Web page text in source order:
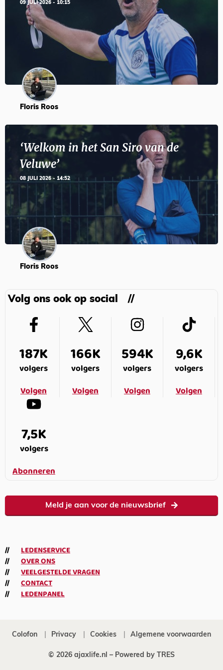
09 JULI 2026 - 10:15
Floris Roos
‘Welkom in het San Siro van de
Veluwe’
08 JULI 2026 - 14:52
Floris Roos
Volg ons ook op social
187K
volgers
Volgen
166K
volgers
Volgen
594K
volgers
Volgen
9,6K
volgers
Volgen
7,5K
volgers
Abonneren
Meld je aan voor de nieuwsbrief
LEDENSERVICE
OVER ONS
VEELGESTELDE VRAGEN
CONTACT
LEDENPANEL
Colofon Privacy Cookies Algemene voorwaarden
© 2026 ajaxlife.nl – Powered by TRES